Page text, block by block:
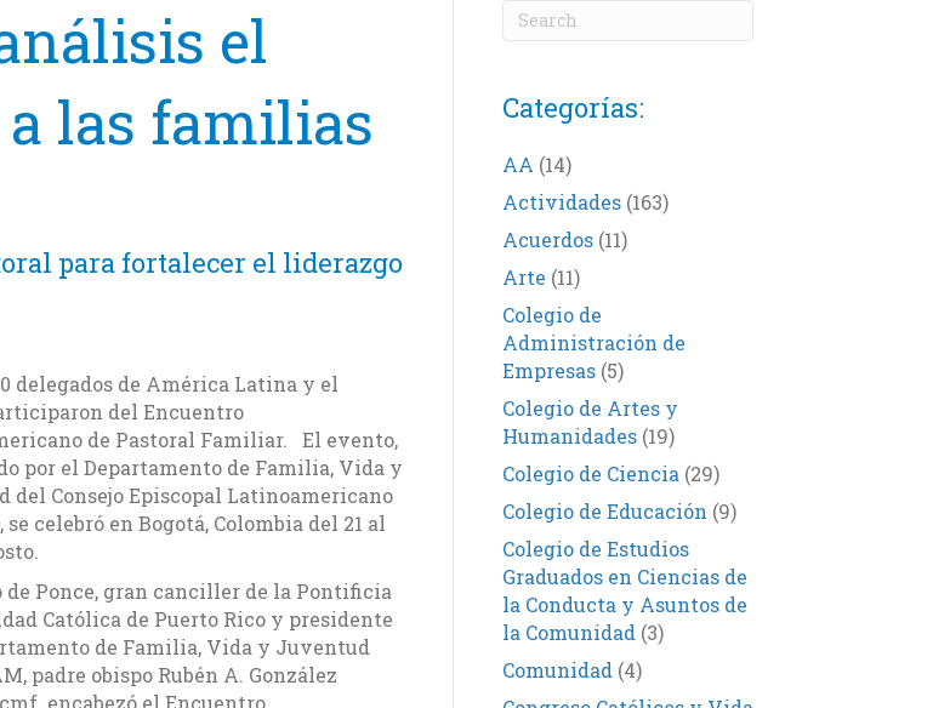
el
las familias
para fortalecer el liderazgo
delegados de América Latina y el
del Encuentro
de Pastoral Familiar. El evento,
por el Departamento de Familia, Vida y
del Consejo Episcopal Latinoamericano
se celebró en Bogotá, Colombia del 21 al
de Ponce, gran canciller de la Pontificia
Católica de Puerto Rico y presidente
de Familia, Vida y Juventud
padre obispo Rubén A. González
encabezó el Encuentro.
Categorías:
AA (14)
Actividades(163)
Acuerdos(11)
Arte (11)
Colegio de
Administración de
Empresas(5)
Colegio de Artes y
Humanidades(19)
Colegio de Ciencia (29)
Colegio de Educación (9)
Colegio de Estudios
Graduados en Ciencias de
la Conducta y Asuntos de
la Comunidad (3)
Comunidad (4)